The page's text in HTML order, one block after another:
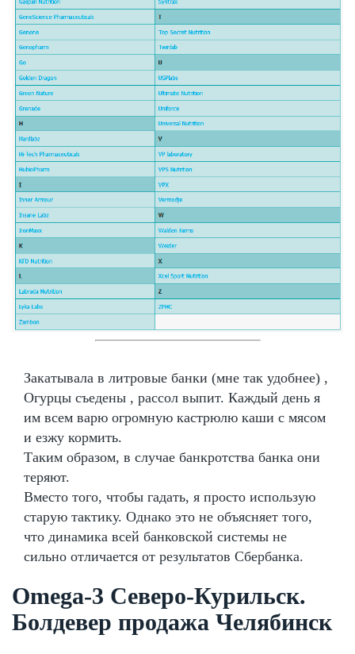
Закатывала в литровые банки (мне так удобнее) ,
Огурцы съедены , рассол выпит. Каждый день я
им всем варю огромную кастрюлю каши с мясом
и езжу кормить.
Таким образом, в случае банкротства банка они
теряют.
Вместо того, чтобы гадать, я просто использую
старую тактику. Однако это не объясняет того,
что динамика всей банковской системы не
сильно отличается от результатов Сбербанка.
Omega-3 Северо-Курильск.
Болдевер продажа Челябинск